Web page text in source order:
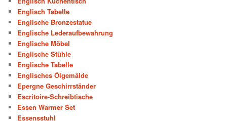
Englisch Tabelle
Englische Bronzestatue
Englische Lederaufbewahrung
Englische Möbel
Englische Stühle
Englische Tabelle
Englisches Ölgemälde
Epergne Geschirrständer
Escritoire-Schreibtische
Essen Warmer Set
Essensstuhl